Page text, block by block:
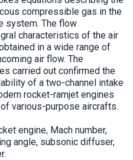
compressible gas in the
system. The flow
characteristics of the air
in a wide range of
air flow. The
carried out confirmed the
of a two-channel intake
rocket-ramjet engines
various-purpose aircrafts.
engine, Mach number,
angle, subsonic diffuser,